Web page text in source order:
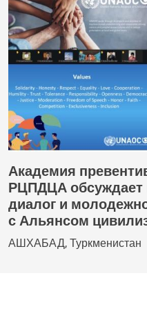
Академия
РЦПДЦА обсуждает
диалог и
с Альянсом
АШХАБАД, Туркменистан